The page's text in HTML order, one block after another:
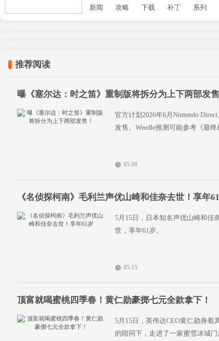
新闻 攻略 下载 补丁 系列
推荐阅读
曝《塞尔达：时之笛》重制版将拆分为上下两部发
官方计划2026年6月Nintendo
发售。Weedle推测可能参考《最
05-08
《名侦探柯南》毛利兰声优山崎和佳奈去世！享年
5月15日，日本知名声优山崎和佳
世，享年61岁。
05-15
顶富就喝蜜桃四季春！黄仁勋豪掷七元全款拿下！
5月15日，英伟达CEO黄仁勋身
的陪同下，走进了一家蜜雪冰城